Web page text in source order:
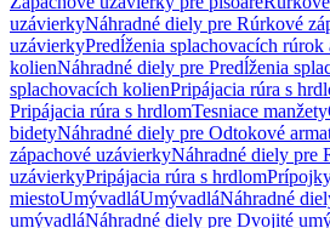
uzávierkyNáhradné diely pre Rúrkové
uzávierkyPredĺženia splachovacích rúrok
kolienNáhradné diely pre Predĺženia
splachovacích kolienPripájacia rúra s
Pripájacia rúra s hrdlomTesniace manžety
bidetyNáhradné diely pre Odtokové
zápachové uzávierkyNáhradné diely pre
uzávierkyPripájacia rúra s hrdlom
miestoUmývadláUmývadláNáhradné
umývadláNáhradné diely pre Dvojité